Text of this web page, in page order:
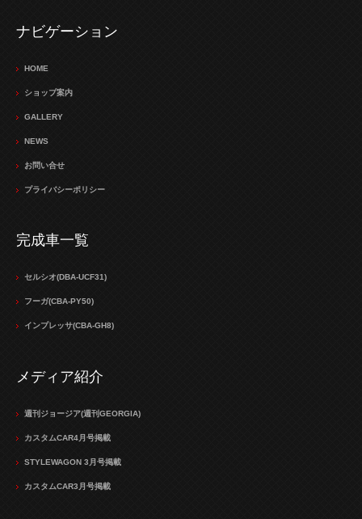
ナビゲーション
HOME
ショップ案内
GALLERY
NEWS
お問い合せ
プライバシーポリシー
完成車一覧
セルシオ(DBA-UCF31)
フーガ(CBA-PY50)
インプレッサ(CBA-GH8)
メディア紹介
週刊ジョージア(週刊GEORGIA)
カスタムCAR4月号掲載
STYLEWAGON 3月号掲載
カスタムCAR3月号掲載